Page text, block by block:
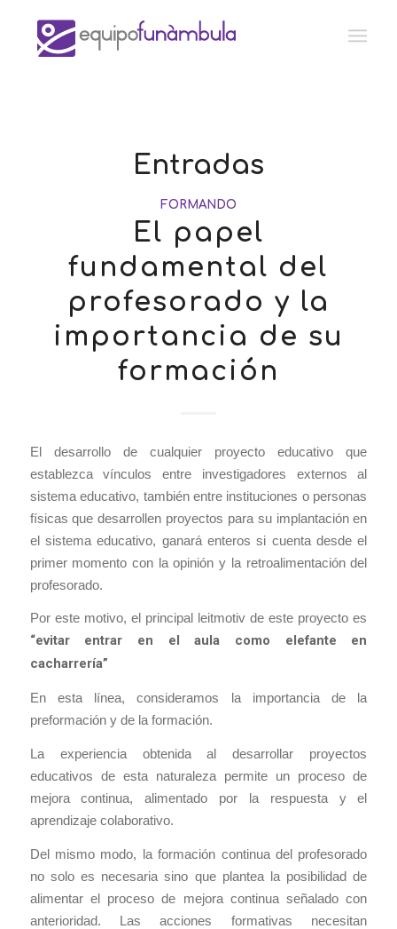
Entradas
FORMANDO
El papel
fundamental del
profesorado y la
importancia de su
formación
El desarrollo de cualquier proyecto educativo que
establezca vínculos entre investigadores externos al
sistema educativo, también entre instituciones o personas
físicas que desarrollen proyectos para su implantación en
el sistema educativo, ganará enteros si cuenta desde el
primer momento con la opinión y la retroalimentación del
profesorado.
Por este motivo, el principal leitmotiv de este proyecto es
“evitar entrar en el aula como elefante en
cacharrería”
En esta línea, consideramos la importancia de la
preformación y de la formación.
La experiencia obtenida al desarrollar proyectos
educativos de esta naturaleza permite un proceso de
mejora continua, alimentado por la respuesta y el
aprendizaje colaborativo.
Del mismo modo, la formación continua del profesorado
no solo es necesaria sino que plantea la posibilidad de
alimentar el proceso de mejora continua señalado con
anterioridad. Las acciones formativas necesitan